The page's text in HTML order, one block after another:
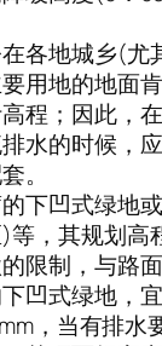
各地城乡(尤
用地的地面
程；因此，
水的时候，
。
下凹式绿地
等，其规划高
限制，与路
凹式绿地，
，当有排水